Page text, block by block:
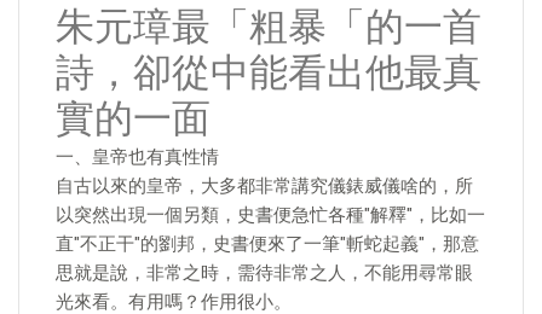
朱元璋最「粗暴「的一首
詩，卻從中能看出他最真
實的一面
一、皇帝也有真性情
自古以來的皇帝，大多都非常講究儀錶威儀啥的，所
以突然出現一個另類，史書便急忙各種"解釋"，比如一
直"不正干"的劉邦，史書便來了一筆"斬蛇起義"，那意
思就是說，非常之時，需待非常之人，不能用尋常眼
光來看。有用嗎？作用很小。